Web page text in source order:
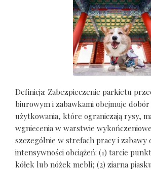
Definicja: Zabezpieczenie parkietu
biurowym i zabawkami obejmuje dobór
użytkowania, które ograniczają rysy,
wgniecenia w warstwie
szczególnie w strefach pracy i zabawy
intensywności obciążeń: (1) tarcie
kółek lub nóżek mebli; (2) ziarna